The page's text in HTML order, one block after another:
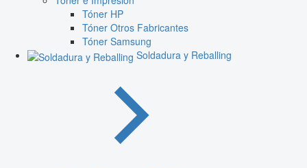
Tóner HP
Tóner Otros Fabricantes
Tóner Samsung
Soldadura y Reballing